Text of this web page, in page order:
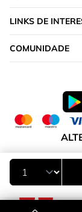
LINKS DE
COMUNIDADE